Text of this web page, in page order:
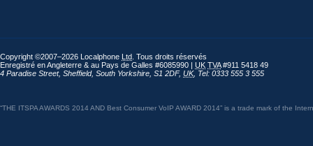
Copyright ©2007–2026 Localphone Ltd . Tous droits réservés
Enregistré en Angleterre & au Pays de Galles #6085990 | UK TVA#911 5418 49
4 Paradise Street, Sheffield, South Yorkshire S1 2DF, UK, Tel: 0333 555 3 555
“THE ITSPA AWARDS 2014 AND Best Consumer VoIP AWARD 2014” is a trade mark of the